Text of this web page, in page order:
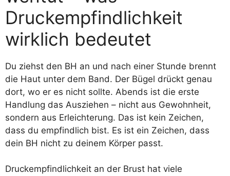
Druckempfindlichkeit
wirklich bedeutet
Du ziehst den BH an und nach einer Stunde brennt
die Haut unter dem Band. Der Bügel drückt genau
dort, wo er es nicht sollte. Abends ist die erste
Handlung das Ausziehen – nicht aus Gewohnheit,
sondern aus Erleichterung. Das ist kein Zeichen,
dass du empfindlich bist. Es ist ein Zeichen, dass
dein BH nicht zu deinem Körper passt.
Druckempfindlichkeit an der Brust hat viele